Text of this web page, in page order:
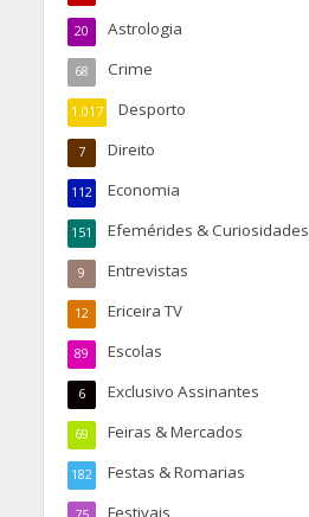
Astrologia
20
Crime
68
Desporto
1.017
Direito
7
Economia
112
Efemérides & Curiosidades
151
Entrevistas
9
Ericeira TV
12
Escolas
89
Exclusivo Assinantes
6
Feiras & Mercados
69
Festas & Romarias
182
Festivais